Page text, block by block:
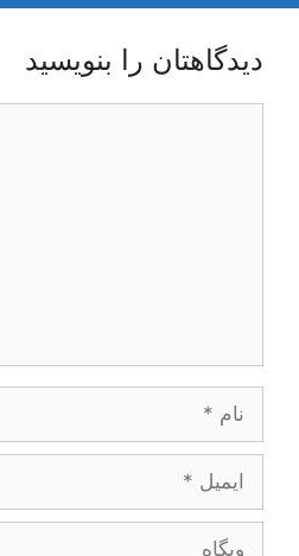
دیدگاهتان را بنویسید
وبگاه